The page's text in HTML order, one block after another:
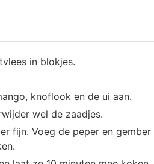
in blokjes.
knoflook en de ui aan.
wel de zaadjes.
fijn. Voeg de peper en